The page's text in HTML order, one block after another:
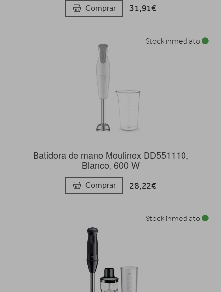
Comprar 31,91€
Batidora de mano Moulinex DD551110,
Blanco, 600 W
Comprar 28,22€
Stock inmediato
Stock inmediato